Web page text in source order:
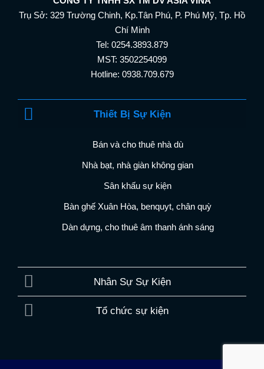
Trụ Sở: 329 Trường Chinh, Kp.Tân Phú, P. Phú Mỹ, Tp. Hồ
Chí Minh
Tel: 0254.3893.879
MST: 3502254099
Hotline: 0938.709.679
Thiết Bị Sự Kiện
Bán và cho thuê nhà dù
Nhà bạt, nhà giàn không gian
Sân khấu sự kiện
Bàn ghế Xuân Hòa, benquyt, chân quỳ
Dàn dựng, cho thuê âm thanh ánh sáng
Nhân Sự Sự Kiện
Tổ chức sự kiện